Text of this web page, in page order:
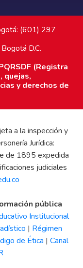
(601) 297
D.C.
(Registra
quejas,
y derechos de
a la inspección y
Jurídica:
de 1895 expedida
judiciales
pública
Institucional
| Régimen
de Ética | Canal